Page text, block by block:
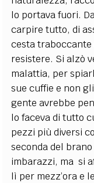
lo portava fuori.
carpire tutto, di
cesta
resistere. Si alzò
malattia, per
sue cuffie e non
gente avrebbe
lo faceva di tutto
pezzi più diversi
seconda del
imbarazzi, ma si
lì per mezz’ora e